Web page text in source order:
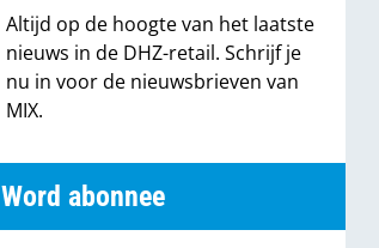
Altijd op de hoogte van het laatste
nieuws in de DHZ-retail. Schrijf je
nu in voor de nieuwsbrieven van
MIX.
Word abonnee